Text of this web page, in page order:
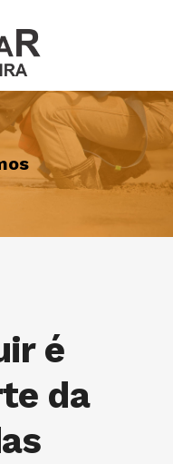
é
da